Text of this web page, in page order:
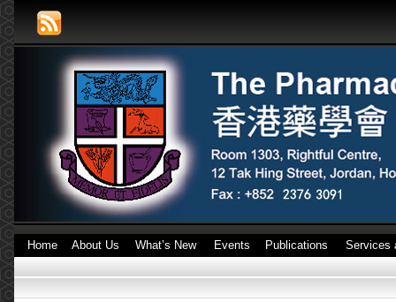
Home About Us What’s New Events Publications Services